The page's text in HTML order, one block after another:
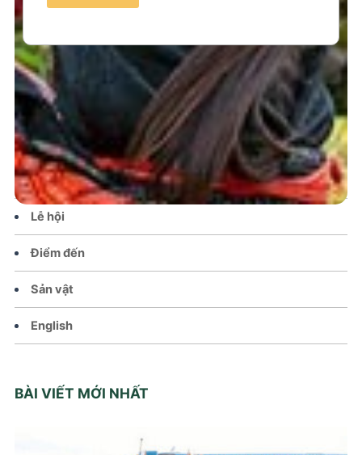
Trang chủ
Tin tức – Sự kiện
Chính sách
Văn hoá – Đời sống
Lễ hội
Điểm đến
Sản vật
English
BÀI VIẾT MỚI NHẤT